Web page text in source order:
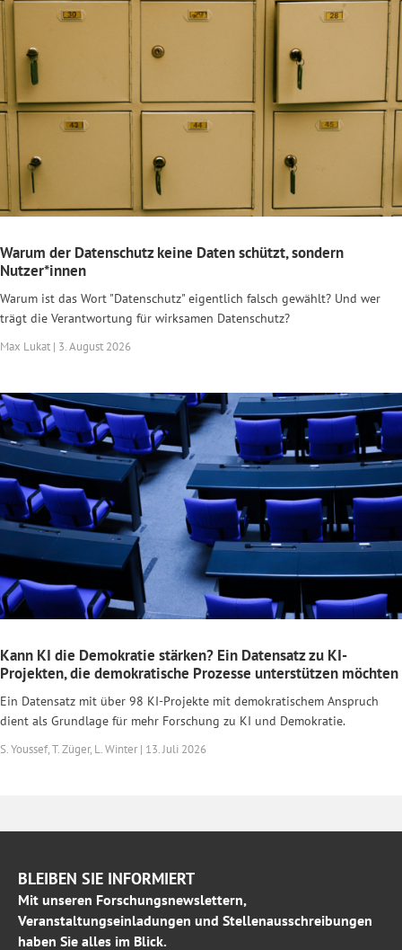
Warum der Datenschutz keine Daten schützt, sondern
Nutzer*innen
Warum ist das Wort "Datenschutz" eigentlich falsch gewählt? Und wer
trägt die Verantwortung für wirksamen Datenschutz?
Max Lukat | 3. August 2026
Kann KI die Demokratie stärken? Ein Datensatz zu KI-
Projekten, die demokratische Prozesse unterstützen möchten
Ein Datensatz mit über 98 KI-Projekte mit demokratischem Anspruch
dient als Grundlage für mehr Forschung zu KI und Demokratie.
S. Youssef, T. Züger, L. Winter | 13. Juli 2026
BLEIBEN SIE INFORMIERT
Mit unseren Forschungsnewslettern,
Veranstaltungseinladungen und Stellenausschreibungen
haben Sie alles im Blick.